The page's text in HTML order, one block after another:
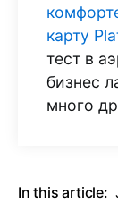
карту
тест в
бизнес
много
In this article: